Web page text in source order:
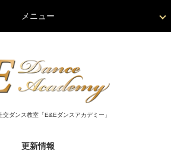
ダンス教室「E&Eダンスアカデミー」
更新情報
メニュー